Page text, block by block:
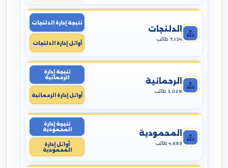
الدلنجات
7,134 طالب
نتيجة إدارة الدلنجات
أوائل إدارة الدلنجات
الرحمانية
3,028 طالب
نتيجة إدارة
الرحمانية
أوائل إدارة الرحمانية
المحمودية
4,685 طالب
نتيجة إدارة
المحمودية
أوائل إدارة
المحمودية